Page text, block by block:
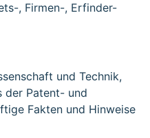
, Firmen-, Erfinder-
und Technik,
der Patent- und
Fakten und Hinweise